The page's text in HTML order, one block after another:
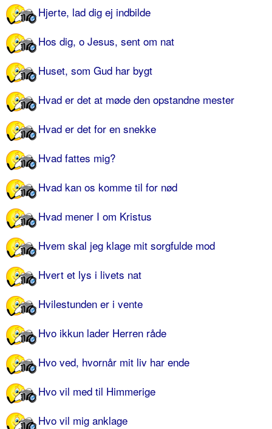
Hjerte, lad dig ej indbilde
Hos dig, o Jesus, sent om nat
Huset, som Gud har bygt
Hvad er det at møde den opstandne mester
Hvad er det for en snekke
Hvad fattes mig?
Hvad kan os komme til for nød
Hvad mener I om Kristus
Hvem skal jeg klage mit sorgfulde mod
Hvert et lys i livets nat
Hvilestunden er i vente
Hvo ikkun lader Herren råde
Hvo ved, hvornår mit liv har ende
Hvo vil med til Himmerige
Hvo vil mig anklage